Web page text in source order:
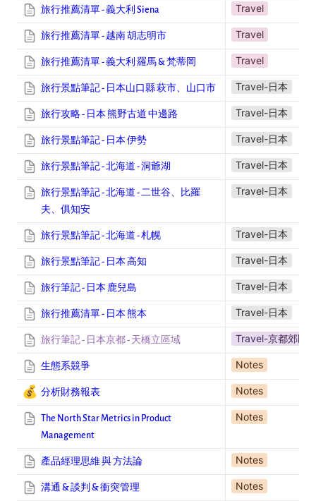
旅行推薦清單 - 義大利 Siena Travel
旅行推薦清單 - 越南 胡志明市 Travel
旅行推薦清單 - 義大利 羅馬 & 梵蒂岡 Travel
旅行景點筆記 - 日本山口縣 萩市、山口市 Travel-日本
旅行攻略 - 日本 熊野古道 中邊路 Travel-日本
旅行景點筆記 - 日本 伊勢 Travel-日本
旅行景點筆記 - 北海道 - 洞爺湖 Travel-日本
旅行景點筆記 - 北海道 - 二世谷、比羅
夫、俱知安
Travel-日本
旅行景點筆記 - 北海道 - 札幌 Travel-日本
旅行景點筆記 - 日本 高知 Travel-日本
旅行筆記 - 日本 鹿兒島 Travel-日本
旅行推薦清單 - 日本 熊本 Travel-日本
旅行筆記 - 日本京都 - 天橋立區域 Travel-京都郊區
生態系競爭 Notes
💰 分析財務報表 Notes
The North Star Metrics in Product
Management
Notes
產品經理思維 與 方法論 Notes
溝通 & 談判 & 衝突管理 Notes